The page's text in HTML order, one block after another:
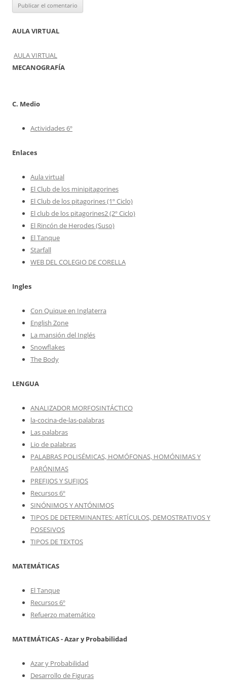
AULA VIRTUAL
AULA VIRTUAL
MECANOGRAFÍA
C. Medio
Actividades 6º
Enlaces
Aula virtual
El Club de los minipitagorines
El Club de los pitagorines (1º Ciclo)
El club de los pitagorines2 (2º Ciclo)
El Rincón de Herodes (Suso)
El Tanque
Starfall
WEB DEL COLEGIO DE CORELLA
Ingles
Con Quique en Inglaterra
English Zone
La mansión del Inglés
Snowflakes
The Body
LENGUA
ANALIZADOR MORFOSINTÁCTICO
la-cocina-de-las-palabras
Las palabras
Lio de palabras
PALABRAS POLISÉMICAS, HOMÓFONAS, HOMÓNIMAS Y
PARÓNIMAS
PREFIJOS Y SUFIJOS
Recursos 6º
SINÓNIMOS Y ANTÓNIMOS
TIPOS DE DETERMINANTES: ARTÍCULOS, DEMOSTRATIVOS Y
POSESIVOS
TIPOS DE TEXTOS
MATEMÁTICAS
El Tanque
Recursos 6º
Refuerzo matemático
MATEMÁTICAS - Azar y Probabilidad
Azar y Probabilidad
Desarrollo de Figuras